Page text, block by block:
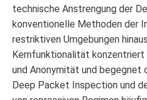
technische Anstrengung der
konventionelle Methoden der
restriktiven Umgebungen
Kernfunktionalität
und Anonymität und begegnet
Deep Packet Inspection und